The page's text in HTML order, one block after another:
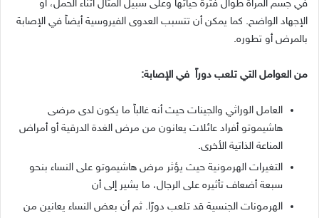
في جسم المرأة طوال فترة حياتها وعلى سبيل المثال أثناء الحمل، أو
الإجهاد الواضح. كما يمكن أن تتسبب العدوى الفيروسية أيضاً في الإصابة
بالمرض أو تطوره.
من العوامل التي تلعب دوراً في الإصابة:
العامل الوراثي والجينات حيث أنه غالباً ما يكون لدى مرضى
هاشيموتو أفراد عائلات يعانون من مرض الغدة الدرقية أو أمراض
المناعة الذاتية الأخرى.
التغيرات الهرمونية حيث يؤثر مرض هاشيموتو على النساء بنحو
سبعة أضعاف تأثيره على الرجال، ما يشير إلى أن
الهرمونات الجنسية قد تلعب دورًا. ثم أن بعض النساء يعانين من